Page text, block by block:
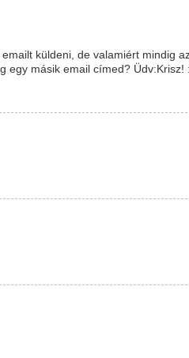
küldeni, de valamiért mindig
egy másik email címed? Üdv:Krisz!